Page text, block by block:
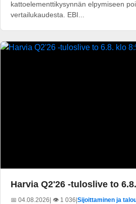
kattoelementtikysynnän elpymiseen
vertailukaudesta. EBI...
Harvia Q2'26 -tuloslive to
📅 04.08.2026| 👁️ 1 036|Sijoittaminen ja